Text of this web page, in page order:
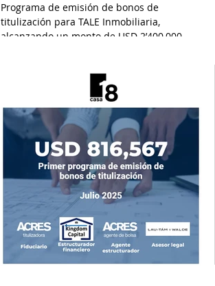
Programa de emisión de bonos de
titulización para TALE Inmobiliaria,
alcanzando un monto de USD 2’400,000.